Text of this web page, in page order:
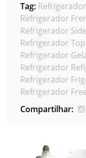
Tag:
Refrigerador
Refrigerador
Refrigerador
Refrigerador
Refrigerador
Refrigerador
Refrigerador
Compartilhar: